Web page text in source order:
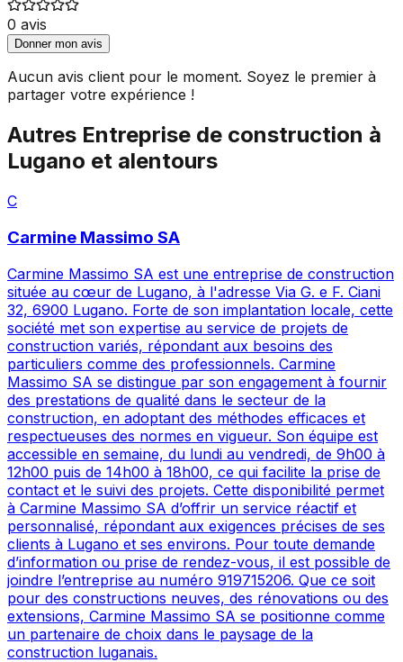
0 avis
Donner mon avis
Aucun avis client pour le moment. Soyez le premier à
partager votre expérience !
Autres Entreprise de construction à
Lugano et alentours
C
Carmine Massimo SA
Carmine Massimo SA est une entreprise de construction
située au cœur de Lugano, à l'adresse Via G. e F. Ciani
32, 6900 Lugano. Forte de son implantation locale, cette
société met son expertise au service de projets de
construction variés, répondant aux besoins des
particuliers comme des professionnels. Carmine
Massimo SA se distingue par son engagement à fournir
des prestations de qualité dans le secteur de la
construction, en adoptant des méthodes efficaces et
respectueuses des normes en vigueur. Son équipe est
accessible en semaine, du lundi au vendredi, de 9h00 à
12h00 puis de 14h00 à 18h00, ce qui facilite la prise de
contact et le suivi des projets. Cette disponibilité permet
à Carmine Massimo SA d’offrir un service réactif et
personnalisé, répondant aux exigences précises de ses
clients à Lugano et ses environs. Pour toute demande
d’information ou prise de rendez-vous, il est possible de
joindre l’entreprise au numéro 919715206. Que ce soit
pour des constructions neuves, des rénovations ou des
extensions, Carmine Massimo SA se positionne comme
un partenaire de choix dans le paysage de la
construction luganais.